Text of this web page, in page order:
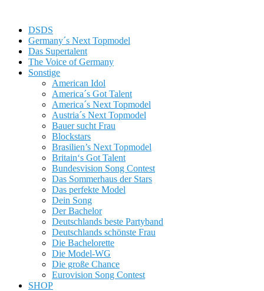
DSDS
Germany´s Next Topmodel
Das Supertalent
The Voice of Germany
Sonstige
American Idol
America´s Got Talent
America´s Next Topmodel
Austria´s Next Topmodel
Bauer sucht Frau
Blockstars
Brasilien’s Next Topmodel
Britain‘s Got Talent
Bundesvision Song Contest
Das Sommerhaus der Stars
Das perfekte Model
Dein Song
Der Bachelor
Deutschlands beste Partyband
Deutschlands schönste Frau
Die Bachelorette
Die Model-WG
Die große Chance
Eurovision Song Contest
SHOP